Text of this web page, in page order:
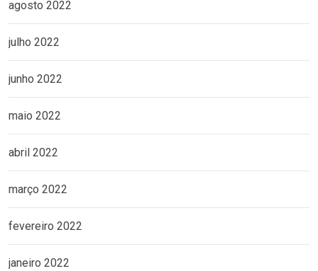
agosto 2022
julho 2022
junho 2022
maio 2022
abril 2022
março 2022
fevereiro 2022
janeiro 2022